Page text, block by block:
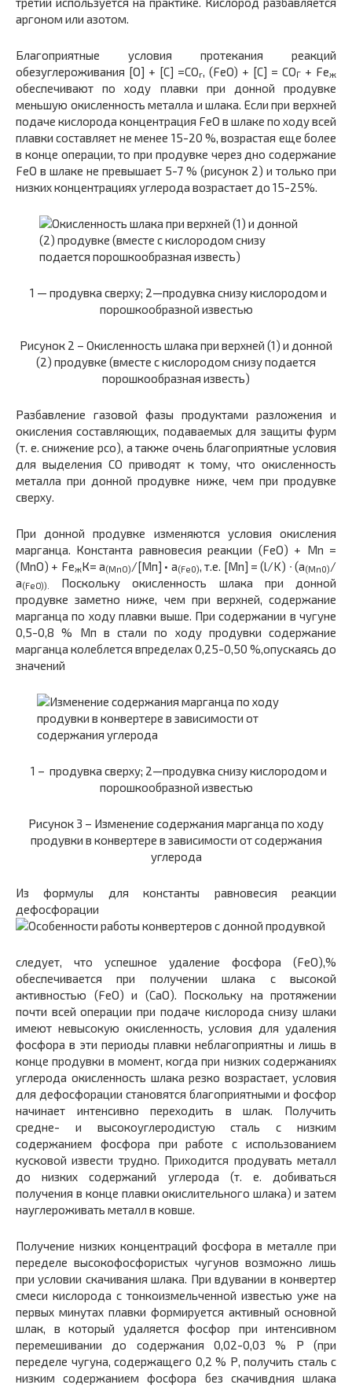
аргоном или азотом.
Благоприятные условия протекания реакций
обезуглероживания [О] + [С] =CОr , (FeO) + [С] = СОГ + Fеж
обеспечивают по ходу плавки при донной продувке
меньшую окисленность металла и шлака. Если при верхней
подаче кислорода концентрация FeO в шлаке по ходу всей
плавки составляет не менее 15-20 %, возрастая еще более
в конце операции, то при продувке через дно содержание
FeO в шлаке не превышает 5-7 % (рисунок 2) и только при
низких концентрациях углерода возрастает до 15-25%.
1 — продувка сверху; 2—продувка снизу кислородом и
порошкообразной известью
Рисунок 2 – Окисленность шлака при верхней (1) и донной
(2) продувке (вместе с кислородом снизу подается
порошкообразная известь)
Разбавление газовой фазы продуктами разложения и
окисления составляющих, подаваемых для защиты фурм
(т. е. снижение рсо), атакже очень благоприятные условия
для выделения СО приводят к тому, что окисленность
металла при донной продувке ниже, чем при продувке
сверху.
При донной продувке изменяются условия окисления
марганца. Константа равновесия реакции (FeO) + Mn =
(МnО) + FeжК=a(MnО)/[Мп] • a(Fe0) , т.е. [Mn] = (l/K) ∙(a(Mn0)/
a(FeO)). Поскольку окисленность шлака при донной
продувке заметно ниже, чем при верхней, содержание
марганца по ходу плавки выше. При содержании в чугуне
0,5-0,8 % Мп в стали по ходу продувки содержание
марганца колеблется впределах 0,25-0,50 %,опускаясь до
значений
1 – продувка сверху; 2—продувка снизу кислородом и
порошкообразной известью
Рисунок 3 – Изменение содержания марганца по ходу
продувки в конвертере в зависимости от содержания
углерода
Из формулы для константы равновесия реакции
дефосфорации
следует, что успешное удаление фосфора (FeO),%
обеспечивается при получении шлака с высокой
активностью (FeO) и (СаО). Поскольку на протяжении
почти всей операции при подаче кислорода снизу шлаки
имеют невысокую окисленность, условия для удаления
фосфора в эти периоды плавки неблагоприятны и лишь в
конце продувки в момент, когда при низких содержаниях
углерода окисленность шлака резко возрастает, условия
для дефосфорации становятся благоприятными и фосфор
начинает интенсивно переходить в шлак. Получить
средне- и высокоуглеродистую сталь с низким
содержанием фосфора при работе с использованием
кусковой извести трудно. Приходится продувать металл
до низких содержаний углерода (т. е. добиваться
получения в конце плавки окислительного шлака) и затем
науглероживать металл в ковше.
Получение низких концентраций фосфора в металле при
переделе высокофосфористых чугунов возможно лишь
при условии скачивания шлака. При вдувании в конвертер
смеси кислорода с тонкоизмельченной известью уже на
первых минутах плавки формируется активный основной
шлак, в который удаляется фосфор при интенсивном
перемешивании до содержания 0,02-0,03 % Р (при
переделе чугуна, содержащего 0,2 % Р, получить сталь с
низким содержанием фосфора без скачивдния шлака